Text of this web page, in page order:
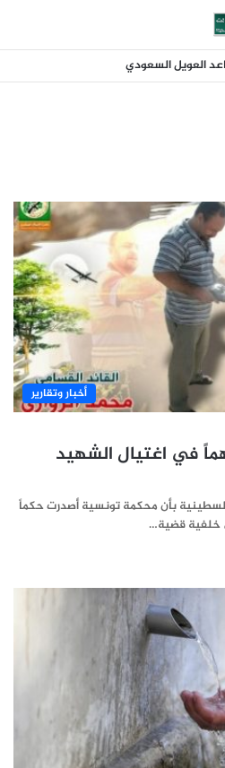
العويل السعودي
أخبار وتقارير
لـ 11 متهماً في اغتيال الشهيد
بأن محكمة تونسية أصدرت حكماً